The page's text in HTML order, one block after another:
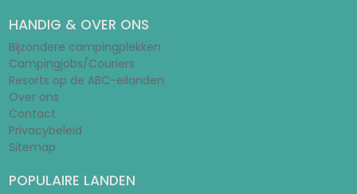
HANDIG & OVER ONS
Bijzondere campingplekken
Campingjobs/Couriers
Resorts op de ABC-eilanden
Over ons
Contact
Privacybeleid
Sitemap
POPULAIRE LANDEN